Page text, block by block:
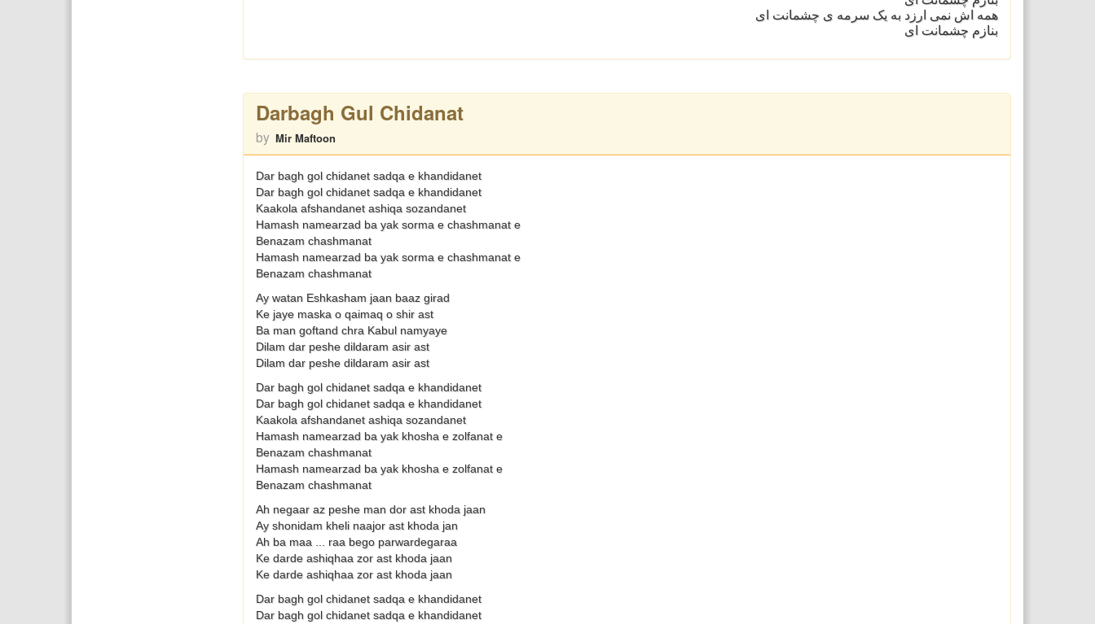
همه اش نمی ارزد به یک سرمه ی چشمانت ای
بنازم چشمانت ای
Darbagh Gul Chidanat
by Mir Maftoon
Dar bagh gol chidanet sadqa e khandidanet
Dar bagh gol chidanet sadqa e khandidanet
Kaakola afshandanet ashiqa sozandanet
Hamash namearzad ba yak sorma e chashmanat e
Benazam chashmanat
Hamash namearzad ba yak sorma e chashmanat e
Benazam chashmanat
Ay watan Eshkasham jaan baaz girad
Ke jaye maska o qaimaq o shir ast
Ba man goftand chra Kabul namyaye
Dilam dar peshe dildaram asir ast
Dilam dar peshe dildaram asir ast
Dar bagh gol chidanet sadqa e khandidanet
Dar bagh gol chidanet sadqa e khandidanet
Kaakola afshandanet ashiqa sozandanet
Hamash namearzad ba yak khosha e zolfanat e
Benazam chashmanat
Hamash namearzad ba yak khosha e zolfanat e
Benazam chashmanat
Ah negaar az peshe man dor ast khoda jaan
Ay shonidam kheli naajor ast khoda jan
Ah ba maa ... raa bego parwardegaraa
Ke darde ashiqhaa zor ast khoda jaan
Ke darde ashiqhaa zor ast khoda jaan
Dar bagh gol chidanet sadqa e khandidanet
Dar bagh gol chidanet sadqa e khandidanet